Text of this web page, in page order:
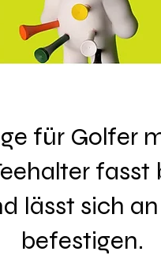
für Golfer
fasst
lässt sich
befestigen.